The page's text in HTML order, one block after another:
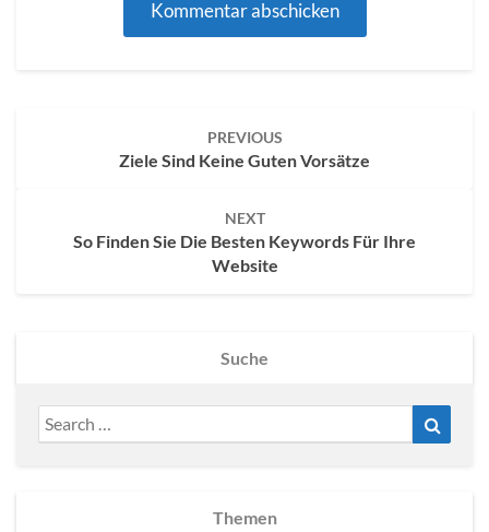
PREVIOUS
Ziele Sind Keine Guten Vorsätze
NEXT
So Finden Sie Die Besten Keywords Für Ihre
Website
Suche
Search
for:
Themen